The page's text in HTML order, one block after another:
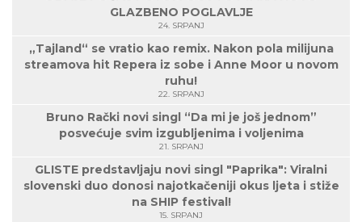
GLAZBENO POGLAVLJE
24. SRPANJ
„Tajland“ se vratio kao remix. Nakon pola milijuna
streamova hit Repera iz sobe i Anne Moor u novom
ruhu!
22. SRPANJ
Bruno Rački novi singl “Da mi je još jednom”
posvećuje svim izgubljenima i voljenima
21. SRPANJ
GLISTE predstavljaju novi singl "Paprika": Viralni
slovenski duo donosi najotkačeniji okus ljeta i stiže
na SHIP festival!
15. SRPANJ